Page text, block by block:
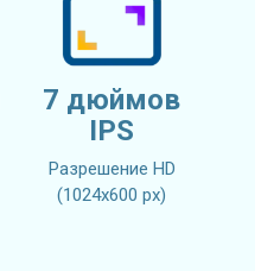
7 дюймов
IPS
Разрешение HD
(1024х600 px)